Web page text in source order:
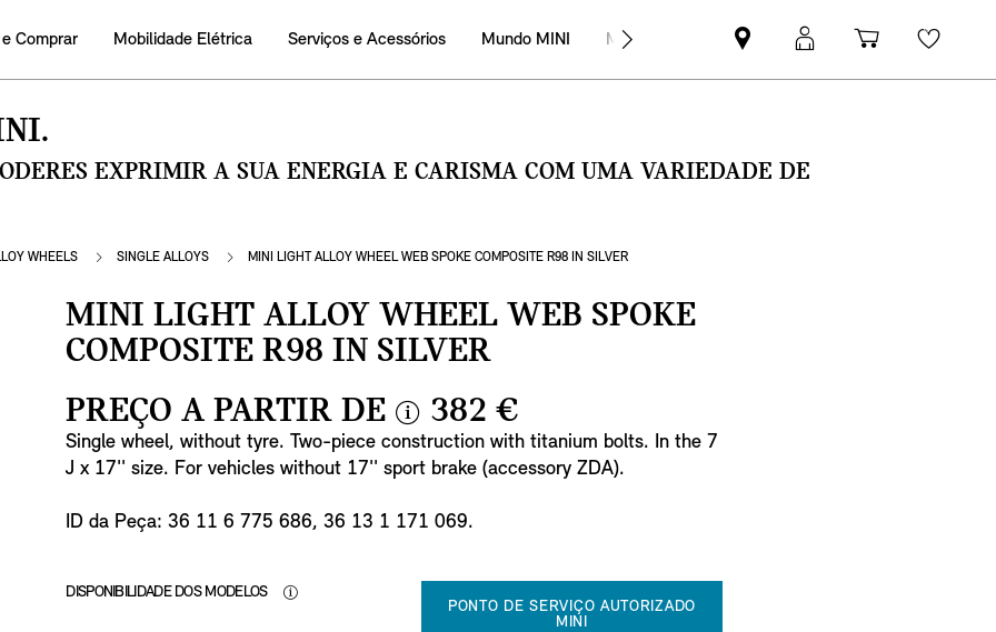
Comprar Mobilidade Elétrica Serviços e Acessórios Mundo MINI MINI Empresas
Pesquisar
parceiro
Iniciar
sessão
Carrinho
de
EXPRIMIR A SUA ENERGIA E CARISMA COM UMA VARIEDADE DE
WHEELS SINGLE ALLOYS MINI LIGHT ALLOY WHEEL WEB SPOKE COMPOSITE R98 IN SILVER
MINI LIGHT ALLOY WHEEL WEB SPOKE
COMPOSITE R98 IN SILVER
PREÇO A PARTIR DE
i
n
o
382 €
Single wheel, without tyre. Two-piece construction with titanium bolts. In the 7
J x 17'' size. For vehicles without 17'' sport brake (accessory ZDA).
ID da Peça: 36 11 6 775 686, 36 13 1 171 069.
DISPONIBILIDADE DOS MODELOS
PONTO DE SERVIÇO AUTORIZADO
MINI